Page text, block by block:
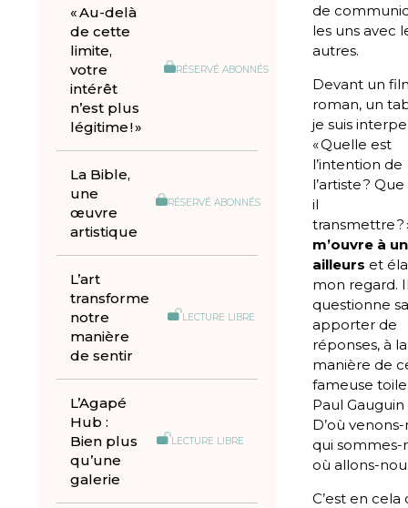
« Au-delà
de cette
limite,
votre
intérêt
n’est plus
légitime ! »
RÉSERVÉ ABONNÉS
La Bible,
une
œuvre
artistique
RÉSERVÉ ABONNÉS
L’art
transforme
notre
manière
de sentir
LECTURE LIBRE
L’Agapé
Hub :
Bien plus
qu’une
galerie
LECTURE LIBRE
de
les uns avec
autres.
Devant un
roman, un
je suis
« Quelle est
l’intention de
l’artiste ?
il
transmettre ?
m’ouvre à un
ailleurs et
mon regard.
questionne
apporter de
réponses, à la
manière de
fameuse
Paul Gauguin
D’où
qui sommes-
où allons-
C’est en cela